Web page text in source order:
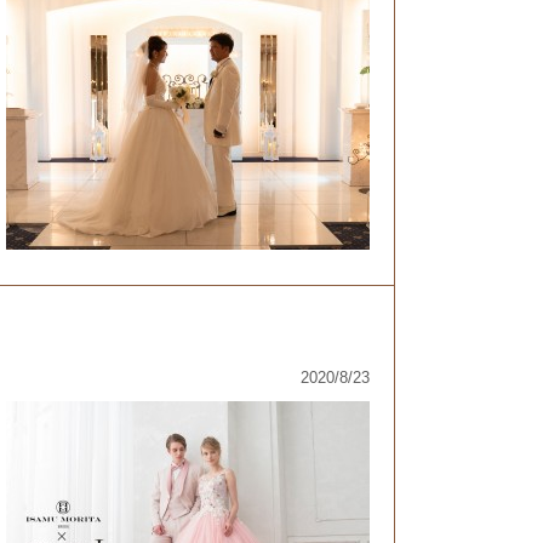
2020/8/23